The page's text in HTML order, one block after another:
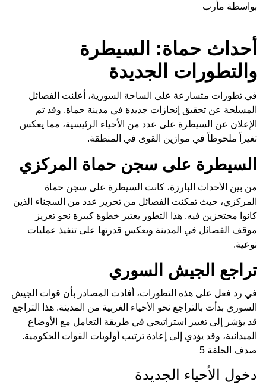
بواسطة مأرب
أحداث حماة: السيطرة
والتطورات الجديدة
في تطورات متسارعة على الساحة السورية، أعلنت الفصائل
المسلحة عن تحقيق إنجازات جديدة في مدينة حماة. وقد تم
الإعلان عن السيطرة على عدد من الأحياء الرئيسية، مما يعكس
تغيراً ملحوظاً في موازين القوى في المنطقة.
السيطرة على سجن حماة المركزي
من بين الأحداث البارزة، كانت السيطرة على سجن حماة
المركزي، حيث تمكنت الفصائل من تحرير عدد من السجناء الذين
كانوا محتجزين فيه. هذا التطور يعتبر خطوة كبيرة نحو تعزيز
موقف الفصائل في المدينة ويعكس قدرتها على تنفيذ عمليات
نوعية.
تراجع الجيش السوري
في رد فعل على هذه التطورات، أفادت المصادر بأن قوات الجيش
السوري بدأت بالتراجع نحو الأحياء الغربية من المدينة. هذا التراجع
قد يؤشر إلى تغيير استراتيجي في طريقة التعامل مع الأوضاع
الميدانية، وقد يؤدي إلى إعادة ترتيب أولويات القوات الحكومية.
صدف الحلقة 5
دخول الأحياء الجديدة